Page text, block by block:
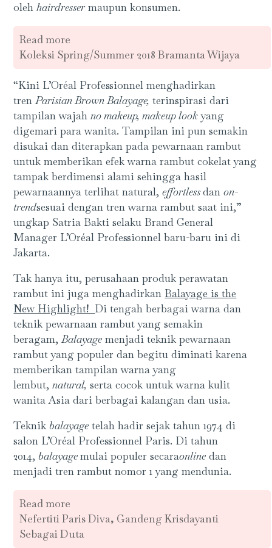
olehhairdressermaupun konsumen.
Read more
Koleksi Spring/Summer 2018 Bramanta Wijaya
“Kini L’Oréal Professionnel menghadirkan
trenParisian Brown Balayage, terinspirasi dari
tampilan wajahno makeup, makeup lookyang
digemari para wanita. Tampilan ini pun semakin
disukai dan diterapkan pada pewarnaan rambut
untuk memberikan efek warna rambut cokelat yang
tampak berdimensi alami sehingga hasil
pewarnaannya terlihat natural,effortlessdanon-
trendsesuai dengan tren warna rambut saat ini,”
ungkap Satria Bakti selaku Brand General
Manager L’Oréal Professionnel baru-baru ini di
Jakarta.
Tak hanya itu, perusahaan produk perawatan
rambut ini juga menghadirkan Balayage is the
New Highlight! Di tengah berbagai warna dan
teknik pewarnaan rambut yang semakin
beragam,Balayage menjadi teknik pewarnaan
rambut yang populer dan begitu diminati karena
memberikan tampilan warna yang
lembut,natural, serta cocok untuk warna kulit
wanita Asia dari berbagai kalangan dan usia.
Teknikbalayage telah hadir sejak tahun 1974 di
salon L’Oréal Professionnel Paris. Di tahun
2014,balayagemulai populer secaraonline dan
menjadi tren rambut nomor 1 yang mendunia.
Read more
Nefertiti Paris Diva, Gandeng Krisdayanti
Sebagai Duta